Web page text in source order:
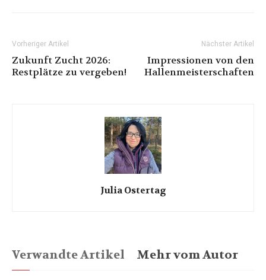
Vorheriger Artikel
Zukunft Zucht 2026:
Restplätze zu vergeben!
Nächster Artikel
Impressionen von den
Hallenmeisterschaften
Julia Ostertag
Verwandte Artikel Mehr vom Autor